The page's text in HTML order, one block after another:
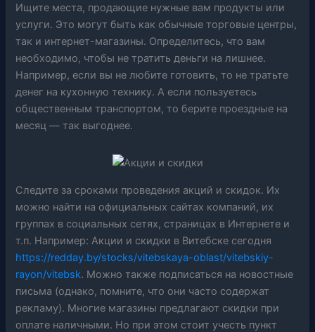
Ищите места, продающие нужные вам продукты или
услуги. Это могут быть как обычные торговые центры,
так и интернет-магазины. Определитесь, что вам
необходимо, чтобы не тратить деньги на лишнее.
Например, если вы не любите готовить, то не тратьте
денег на кухонную технику. А если пользуетесь
общественным транспортом, то берите проездные на
месяц — так выгоднее.
Следите за сроками проведения акций и скидок. Их
можно найти на официальных сайтах компаний, их
группах в социальных сетях, страницах в Интернете и
т.п. Например: Акции и скидки в Витебске сегодня
https://redday.by/stocks/vitebskaya-oblast/vitebskiy-
rayon/vitebsk. Можно также подписаться на новостные
письма (однако, помните, что они часто содержат
рекламу). Многие магазины предлагают скидки при
оплате наличными. Но при этом стоит учесть пункт